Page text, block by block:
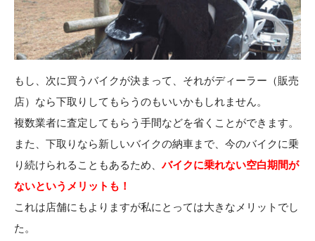
もし、次に買うバイクが決まって、それがディーラー（販売
店）なら下取りしてもらうのもいいかもしれません。
複数業者に査定してもらう手間などを省くことができます。
また、下取りなら新しいバイクの納車まで、今のバイクに乗
り続けられることもあるため、バイクに乗れない空白期間が
ないというメリットも！
これは店舗にもよりますが私にとっては大きなメリットでし
た。